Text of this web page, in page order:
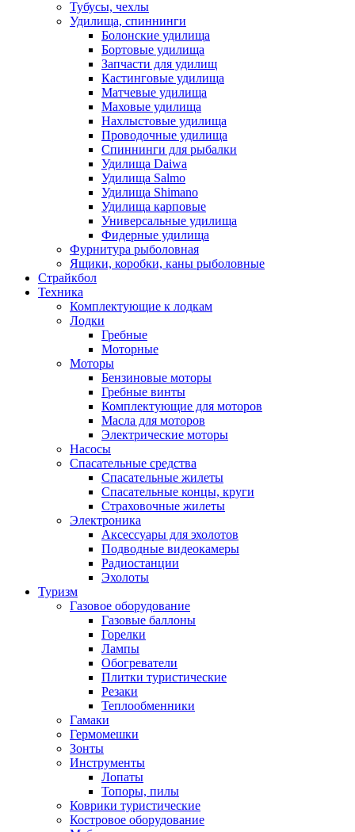
Тубусы, чехлы
Удилища, спиннинги
Болонские удилища
Бортовые удилища
Запчасти для удилищ
Кастинговые удилища
Матчевые удилища
Маховые удилища
Нахлыстовые удилища
Проводочные удилища
Спиннинги для рыбалки
Удилища Daiwa
Удилища Salmo
Удилища Shimano
Удилища карповые
Универсальные удилища
Фидерные удилища
Фурнитура рыболовная
Ящики, коробки, каны рыболовные
Страйкбол
Техника
Комплектующие к лодкам
Лодки
Гребные
Моторные
Моторы
Бензиновые моторы
Гребные винты
Комплектующие для моторов
Масла для моторов
Электрические моторы
Насосы
Спасательные средства
Спасательные жилеты
Спасательные концы, круги
Страховочные жилеты
Электроника
Аксессуары для эхолотов
Подводные видеокамеры
Радиостанции
Эхолоты
Туризм
Газовое оборудование
Газовые баллоны
Горелки
Лампы
Обогреватели
Плитки туристические
Резаки
Теплообменники
Гамаки
Гермомешки
Зонты
Инструменты
Лопаты
Топоры, пилы
Коврики туристические
Костровое оборудование